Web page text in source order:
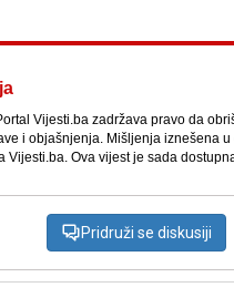
Vijesti.ba zadržava pravo da
i objašnjenja. Mišljenja iznešena u
Vijesti.ba. Ova vijest je sada
Pridruži se diskusiji